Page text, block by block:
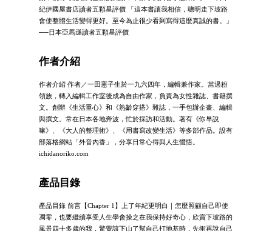
紀伊國屋書店讀者五顆星評價 「這本書讓我相信，聰明走下坡路
會使整體生活變得更好。至今為止很少看到寫得這麼真誠的書。」
──日本亞馬遜讀者五顆星評價
作者介紹
作者介紹 作者／一田憲子生於一九六四年，編輯兼作家。當過粉
領族，轉入編輯工作室後成為自由作家，負責為女性雜誌、書籍撰
文。創辦《生活重心》和《熟齡穿搭》雜誌，一手包辦企畫、編輯
與撰文。常在日本各地奔波，忙於採訪和活動。著有《你早說
嘛》、《大人的整理術》、《用書寫改變生活》等多部作品。設有
部落格網站「外音內香」，分享日常心得與人生體悟。
ichidanoriko.com
產品目錄
產品目錄 前言【Chapter 1】上了年紀更明白｜怎麼照顧自己即使
凋零，也要繼續享受人生學會操之在我保持好奇心，欣賞下坡路的
風景四十多歲的我，驚覺該下山了幫自己打地基時，先衝再說自己